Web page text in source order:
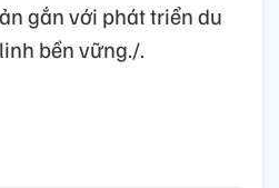
gắn với phát triển du
bền vững./.